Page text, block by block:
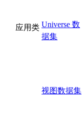
应用类 Universe 数
据集
视图数据集